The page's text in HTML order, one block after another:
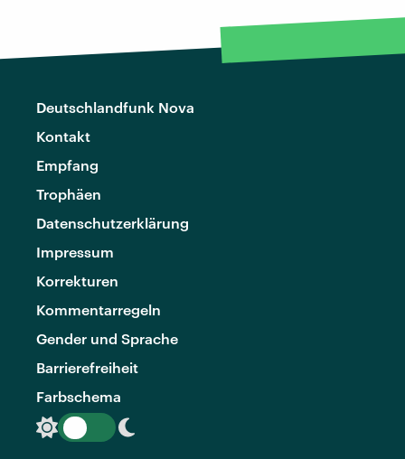
Deutschlandfunk Nova
Kontakt
Empfang
Trophäen
Datenschutzerklärung
Impressum
Korrekturen
Kommentarregeln
Gender und Sprache
Barrierefreiheit
Farbschema